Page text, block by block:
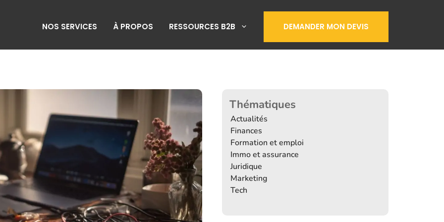
NOS SERVICES À PROPOS RESSOURCES B2B DEMANDER MON DEVIS
Thématiques
Actualités
Finances
Formation et emploi
Immo et assurance
Juridique
Marketing
Tech